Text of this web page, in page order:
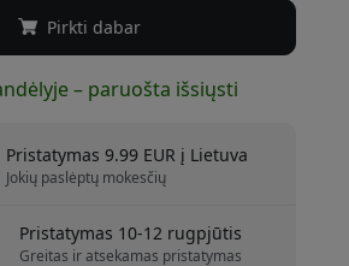
Pirkti dabar
– paruošta išsiųsti
Pristatymas 9.99 EUR į Lietuva
Jokių paslėptų mokesčių
Pristatymas 10-12 rugpjūtis
Greitas ir atsekamas pristatymas